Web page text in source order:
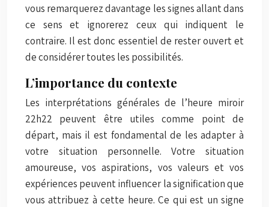
vous remarquerez davantage les signes allant dans
ce sens et ignorerez ceux qui indiquent le
contraire. Il est donc essentiel de rester ouvert et
de considérer toutes les possibilités.
L’importance du contexte
Les interprétations générales de l’heure miroir
22h22 peuvent être utiles comme point de
départ, mais il est fondamental de les adapter à
votre situation personnelle. Votre situation
amoureuse, vos aspirations, vos valeurs et vos
expériences peuvent influencer la signification que
vous attribuez à cette heure. Ce qui est un signe